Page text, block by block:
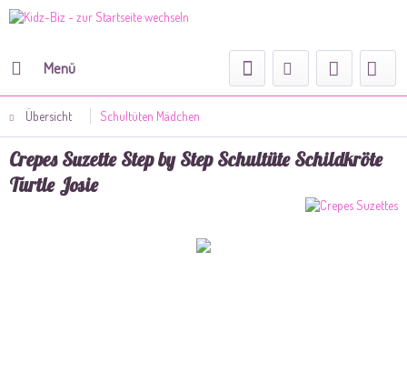
Menü
Übersicht Schultüten Mädchen
Crepes Suzette Step by Step Schultüte Schildkröte
Turtle Josie